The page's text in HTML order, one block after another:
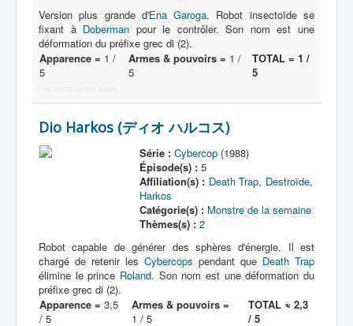
Version plus grande d'Ena Garoga. Robot insectoïde se
fixant à Doberman pour le contrôler. Son nom est une
déformation du préfixe grec di (2).
Apparence = 1 /
5
Armes & pouvoirs = 1 /
5
TOTAL = 1 /
5
Dio Harkos (ディオ ハルコス)
Série : Cybercop(1988)
Épisode(s) :5
Affiliation(s) : Death Trap, Destroïde,
Harkos
Catégorie(s) : Monstre de la semaine
Thèmes(s) : 2
Robot capable de générer des sphères d'énergie. Il est
chargé de retenir les Cybercops pendant que Death Trap
élimine le prince Roland. Son nom est une déformation du
préfixe grec di (2).
Apparence = 3,5
/ 5
Armes & pouvoirs =
1 / 5
TOTAL ≈ 2,3
/ 5